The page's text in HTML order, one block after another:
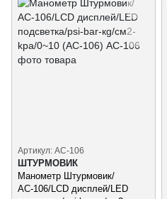
Артикул: АС-106
ШТУРМОВИК
Манометр Штурмовик/
АС-106/LCD дисплей/LED